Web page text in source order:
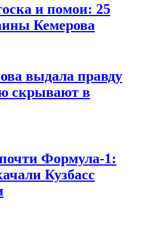
и помои: 25
Кемерова
выдала правду
скрывают в
Формула-1:
Кузбасс